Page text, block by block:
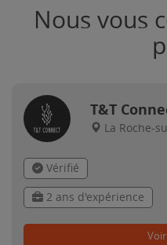
Nous vous
T&T
La Roche-
Vérifié
2 ans d'expérience